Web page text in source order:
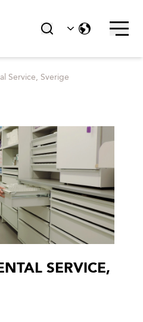
Service, Sverige
SERVICE,